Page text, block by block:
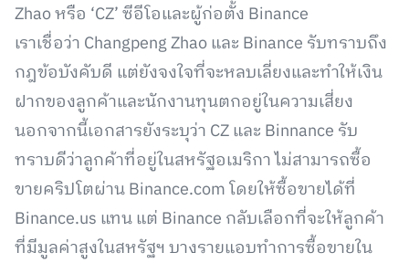
Zhao หรือ ‘CZ’ ซีอีโอและผู้ก่อตั้ง Binance
เราเชื่อว่า Changpeng Zhao และ Binance รับทราบถึง
กฎข้อบังคับดี แต่ยังจงใจที่จะหลบเลี่ยงและทำให้เงิน
ฝากของลูกค้าและนักงานทุนตกอยู่ในความเสี่ยง
นอกจากนี้เอกสารยังระบุว่า CZ และ Binnance รับ
ทราบดีว่าลูกค้าที่อยู่ในสหรัฐอเมริกา ไม่สามารถซื้อ
ขายคริปโตผ่าน Binance.com โดยให้ซื้อขายได้ที่
Binance.us แทน แต่ Binance กลับเลือกที่จะให้ลูกค้า
ที่มีมูลค่าสูงในสหรัฐฯ บางรายแอบทำการซื้อขายใน